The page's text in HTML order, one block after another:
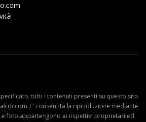
tutti i contenuti presenti su questo sito
E' consentita la riproduzione mediante
foto appartengono ai rispettivi proprietari ed